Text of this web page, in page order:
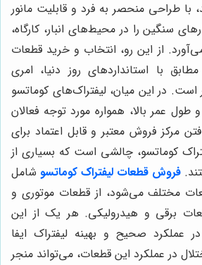
با طراحی منحصر به فرد و قابلیت مانور
سنگین را در محیط‌های انبار، کارگاه،
از این رو، انتخاب و خرید قطعات
با استانداردهای روز دنیا، امری
است. در این میان، لیفتراک‌های کوماتسو
طول عمر بالا، همواره مورد توجه فعالان
مرکز فروش معتبر و قابل اعتماد برای
کوماتسو، چالشی است که بسیاری از
فروش قطعات لیفتراک کوماتسو شامل
مختلف می‌شود، از قطعات موتوری و
برقی و هیدرولیکی. هر یک از این
صحیح و بهینه لیفتراک ایفا
در عملکرد این قطعات، می‌تواند منجر